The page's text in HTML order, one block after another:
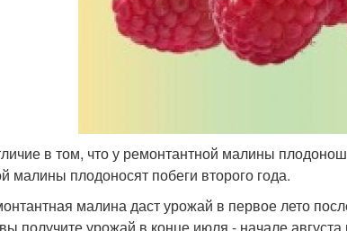
в том, что у ремонтантной малины
малины плодоносят побеги второго года.
малина даст урожай в первое лето